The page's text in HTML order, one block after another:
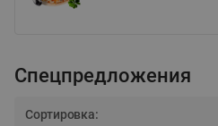
Спецпредложения
Сортировка: